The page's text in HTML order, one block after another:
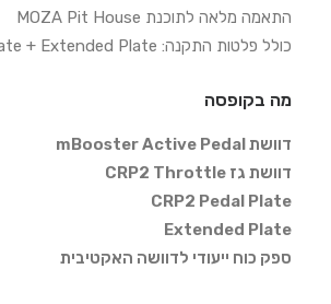
התאמה מלאה לתוכנת MOZA Pit House
כולל פלטות התקנה: CRP2 Plate + Extended Plate
מה בקופסה
דוושת mBooster Active Pedal
דוושת גז CRP2 Throttle
CRP2 Pedal Plate
Extended Plate
ספק כוח ייעודי לדוושה האקטיבית